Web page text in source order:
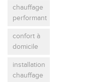
chauffage
performant
confort à
domicile
installation
chauffage